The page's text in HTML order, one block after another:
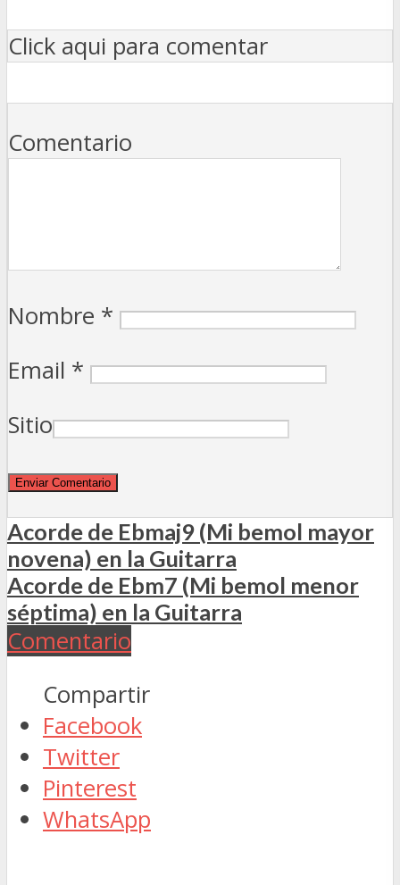
Click aqui para comentar
Comentario
Nombre *
Email *
Sitio
Acorde de Ebmaj9 (Mi bemol mayor
novena) en la Guitarra
Acorde de Ebm7 (Mi bemol menor
séptima) en la Guitarra
Comentario
Compartir
Facebook
Twitter
Pinterest
WhatsApp